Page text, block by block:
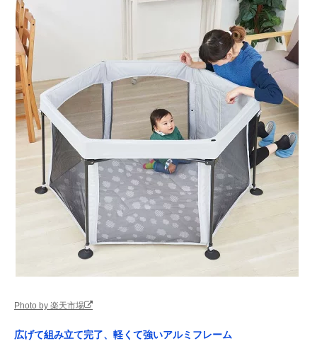
Photo by 楽天市場
広げて組み立て完了、軽くて強いアルミフレーム